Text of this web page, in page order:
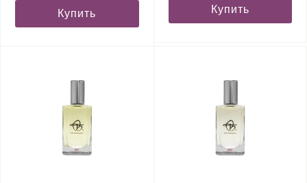
Купить Купить